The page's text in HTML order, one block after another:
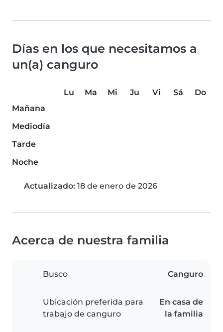
Días en los que necesitamos a
un(a) canguro
Lu Ma Mi Ju Vi Sá
Do
Mañana
Mediodía
Tarde
Noche
Actualizado: 18 de enero de 2026
Acerca de nuestra familia
Busco Canguro
Ubicación preferida para
trabajo de canguro
En casa de
la familia